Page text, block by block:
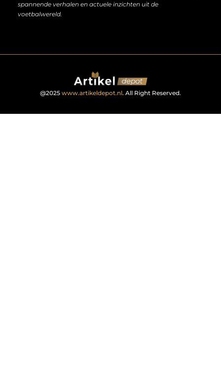
spannende verhalen en actuele inzichten uit de
voetbalwereld.
@2025 www.artikeldepot.nl. All Right Reserved.